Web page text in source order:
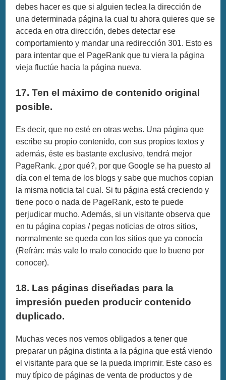
debes hacer es que si alguien teclea la dirección de
una determinada página la cual tu ahora quieres que se
acceda en otra dirección, debes detectar ese
comportamiento y mandar una redirección 301. Esto es
para intentar que el PageRank que tu viera la página
vieja fluctúe hacia la página nueva.
17. Ten el máximo de contenido original
posible.
Es decir, que no esté en otras webs. Una página que
escribe su propio contenido, con sus propios textos y
además, éste es bastante exclusivo, tendrá mejor
PageRank. ¿por qué?, por que Google se ha puesto al
día con el tema de los blogs y sabe que muchos copian
la misma noticia tal cual. Si tu página está creciendo y
tiene poco o nada de PageRank, esto te puede
perjudicar mucho. Además, si un visitante observa que
en tu página copias / pegas noticias de otros sitios,
normalmente se queda con los sitios que ya conocía
(Refrán: más vale lo malo conocido que lo bueno por
conocer).
18. Las páginas diseñadas para la
impresión pueden producir contenido
duplicado.
Muchas veces nos vemos obligados a tener que
preparar un página distinta a la página que está viendo
el visitante para que se la pueda imprimir. Este caso es
muy típico de páginas de venta de productos y de